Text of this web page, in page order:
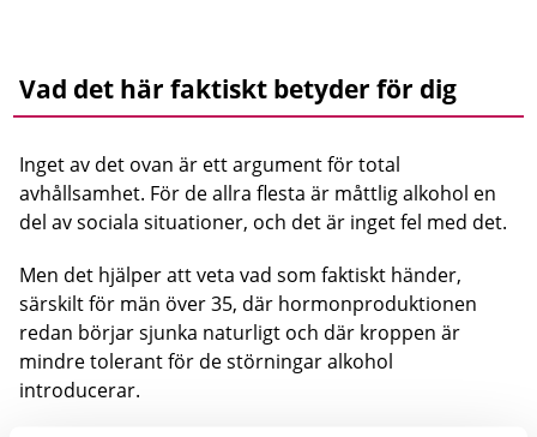
Vad det här faktiskt betyder för dig
Inget av det ovan är ett argument för total
avhållsamhet. För de allra flesta är måttlig alkohol en
del av sociala situationer, och det är inget fel med det.
Men det hjälper att veta vad som faktiskt händer,
särskilt för män över 35, där hormonproduktionen
redan börjar sjunka naturligt och där kroppen är
mindre tolerant för de störningar alkohol
introducerar.